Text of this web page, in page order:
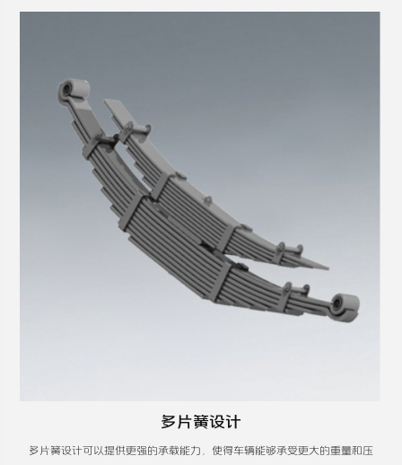
多片簧设计
多片簧设计可以提供更强的承载能力，使得车辆能够承受更大的重量和压